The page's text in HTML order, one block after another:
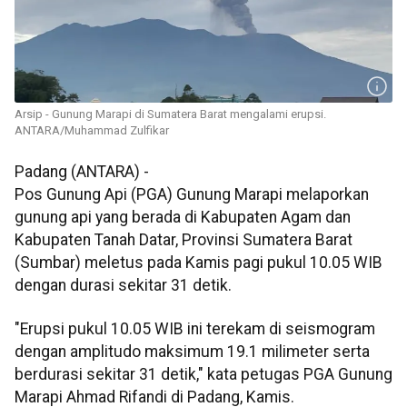
Arsip - Gunung Marapi di Sumatera Barat mengalami erupsi.
ANTARA/Muhammad Zulfikar
Padang (ANTARA) -
Pos Gunung Api (PGA) Gunung Marapi melaporkan
gunung api yang berada di Kabupaten Agam dan
Kabupaten Tanah Datar, Provinsi Sumatera Barat
(Sumbar) meletus pada Kamis pagi pukul 10.05 WIB
dengan durasi sekitar 31 detik.
"Erupsi pukul 10.05 WIB ini terekam di seismogram
dengan amplitudo maksimum 19.1 milimeter serta
berdurasi sekitar 31 detik," kata petugas PGA Gunung
Marapi Ahmad Rifandi di Padang, Kamis.